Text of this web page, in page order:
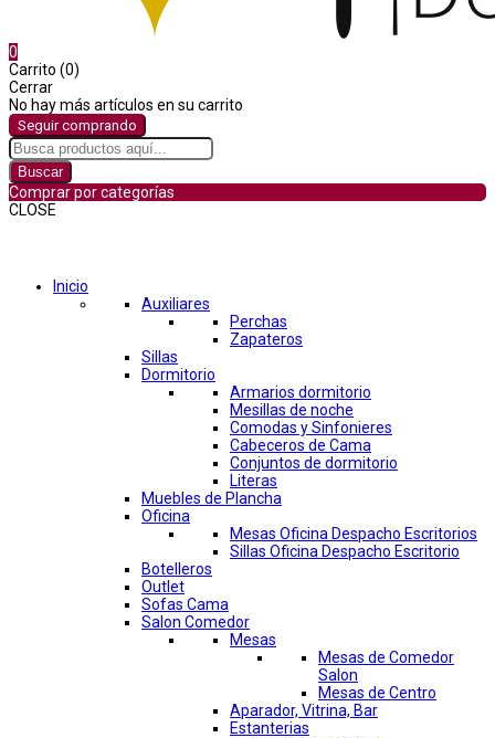
0
Carrito (0)
Cerrar
No hay más artículos en su carrito
Seguir comprando
Buscar
Comprar por categorías
CLOSE
Inicio
Auxiliares
Perchas
Zapateros
Sillas
Dormitorio
Armarios dormitorio
Mesillas de noche
Comodas y Sinfonieres
Cabeceros de Cama
Conjuntos de dormitorio
Literas
Muebles de Plancha
Oficina
Mesas Oficina Despacho Escritorios
Sillas Oficina Despacho Escritorio
Botelleros
Outlet
Sofas Cama
Salon Comedor
Mesas
Mesas de Comedor
Salon
Mesas de Centro
Aparador, Vitrina, Bar
Estanterias